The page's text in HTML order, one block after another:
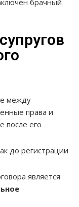
брачный
между
права и
после его
до регистрации
является